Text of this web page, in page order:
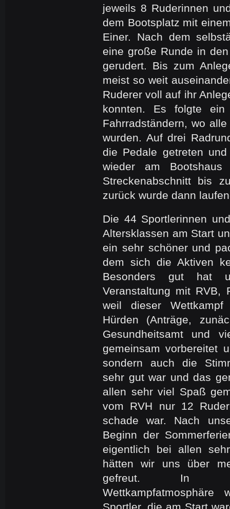
jeweils 8 Ruderinnen
dem Bootsplatz mit
Einer. Nach dem
eine große Runde in
gerudert. Bis zum
meist so weit
Ruderer voll auf ihr
konnten. Es folgte
Fahrradständern, wo
wurden. Auf drei
die Pedale getreten
wieder am
Streckenabschnitt bis
zurück wurde dann
Die 44 Sportlerinnen
Altersklassen am Start
ein sehr schöner und
dem sich die Aktiven
Besonders gut hat
Veranstaltung mit RVB,
weil dieser
Hürden (Anträge,
Gesundheitsamt und
gemeinsam vorbereitet
sondern auch die
sehr gut war und das
allen sehr viel Spaß
vom RVH nur 12
schade war. Nach
Beginn der
eigentlich bei allen
hätten wir uns über
gefreut. In